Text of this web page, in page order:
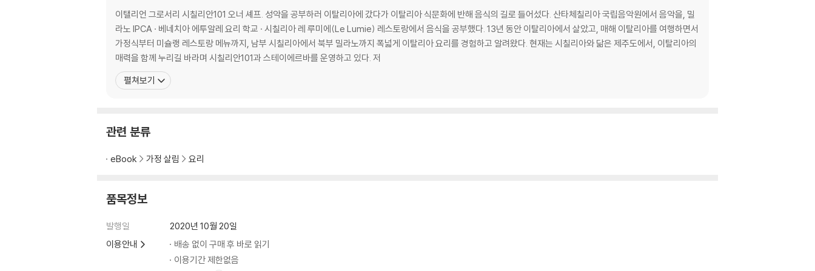
영화 속 당근케이크
소화 돕는 식후주 리몬첼로
군침 도는 새콤함 레몬소르벳또
PART 2 푸근하고 정 넘치는 이탈리아 할머니 레시피
하숙집 할머니, 기숙사 수녀님, 친구들의 어머니 음식
시칠리아식 가지절임
세상에서 가장 작은 파스타 쿠스쿠스샐러드
채소와 보리를 듬뿍 보리수프
베네치아의 단짠단짠 사오르
이탈리아식 오징어튀김
할머니의 수제비 뇨끼
이탤리언 그로서리 시칠리안101 오너 셰프. 성악을 공부하러 이탈리아에 갔다가 이탈리아 식문화에 반해 음식의 길로 들어섰다. 산타체칠리아 국립음악원에서 음악을, 밀
라노 IPCA · 베네치아 에투알레 요리 학교 · 시칠리아 레 루미에(Le Lumie) 레스토랑에서 음식을 공부했다. 13년 동안 이탈리아에서 살았고, 매해 이탈리아를 여행하면서
가정식부터 미슐랭 레스토랑 메뉴까지, 남부 시칠리아에서 북부 밀라노까지 폭넓게 이탈리아 요리를 경험하고 알려왔다. 현재는 시칠리아와 닮은 제주도에서, 이탈리아의
매력을 함께 누리길 바라며 시칠리안101과 스테이에르바를 운영하고 있다. 저
펼쳐보기
관련 분류
eBook 가정 살림 요리
품목정보
발행일
2020년 10월 20일
이용안내
배송 없이 구매 후 바로 읽기
이용기간 제한없음